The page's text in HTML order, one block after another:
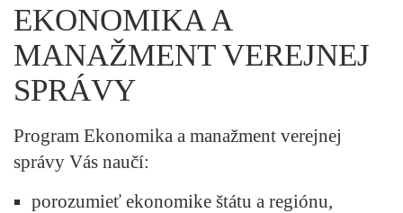
EKONOMIKA A
MANAŽMENT VEREJNEJ
SPRÁVY
Program Ekonomika a manažment verejnej
správy Vás naučí:
porozumieť ekonomike štátu a regiónu,